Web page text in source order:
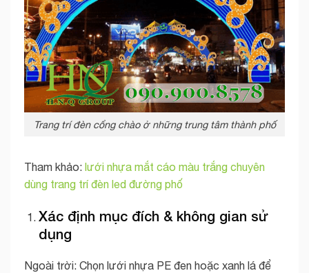
Trang trí đèn cổng chào ở những trung tâm thành phố
Tham khảo: lưới nhựa mắt cáo màu trắng chuyên
dùng trang trí đèn led đường phố
Xác định mục đích & không gian sử
dụng
Ngoài trời: Chọn lưới nhựa PE đen hoặc xanh lá để